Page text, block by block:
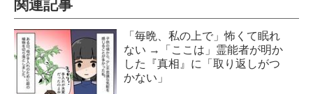
関連記事
「毎晩、私の上で」怖くて眠れ
ない →「ここは」霊能者が明か
した『真相』に「取り返しがつ
かない」